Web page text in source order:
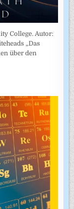
College. Autor:
„Das
über den